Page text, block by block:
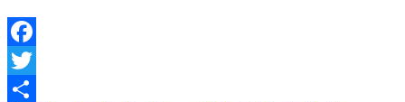
Facebook
Twitter